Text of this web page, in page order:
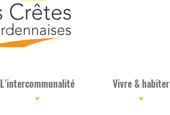
+
L’intercommunalité
+
Vivre & habiter